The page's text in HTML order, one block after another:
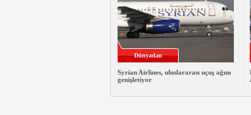
Dünyadan
Syrian Airlines, uluslararası uçuş ağını
genişletiyor